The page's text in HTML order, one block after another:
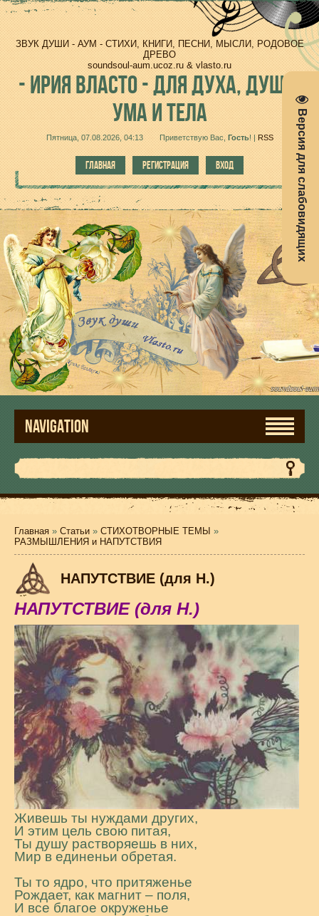
Версия для слабовидящих
ЗВУК ДУШИ - АУМ - СТИХИ, КНИГИ, ПЕСНИ, МЫСЛИ, РОДОВОЕ
ДРЕВО
soundsoul-aum.ucoz.ru & vlasto.ru
-ИРИЯ ВЛАСТО - ДЛЯ ДУХА, ДУШИ,
УМА И ТЕЛА
Пятница, 07.08.2026, 04:13 Приветствую Вас Гость!| RSS
ГЛАВНАЯ РЕГИСТРАЦИЯ ВХОД
NAVIGATION
Главная » Статьи » СТИХОТВОРНЫЕ ТЕМЫ »
РАЗМЫШЛЕНИЯ и НАПУТСТВИЯ
НАПУТСТВИЕ (для Н.)
НАПУТСТВИЕ (для Н.)
Живешь ты нуждами других,
И этим цель свою питая,
Ты душу растворяешь в них,
Мир в единеньи обретая.
Ты то ядро, что притяженье
Рождает, как магнит – поля,
И все благое окруженье